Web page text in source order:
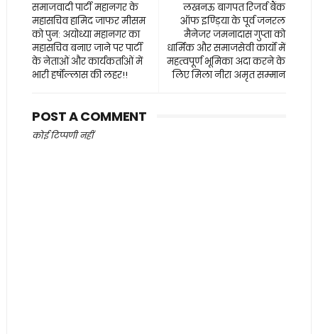
लखनऊ बागपत रिजर्व बैंक
ऑफ इण्ड़िया के पूर्व जनरल
मैनेजर जमनादास गुप्ता को
धार्मिक और समाजसेवी कार्यो में
महत्वपूर्ण भूमिका अदा करने के
लिए मिला नीरा अमृत सम्मान
समाजवादी पार्टी महानगर के
महासचिव हामिद जाफर मीसम
को पुन: अयोध्या महानगर का
महासचिव बनाए जाने पर पार्टी
के नेताओं और कार्यकर्ताओं में
भारी हर्षोल्लास की लहर!!
POST A COMMENT
कोई टिप्पणी नहीं